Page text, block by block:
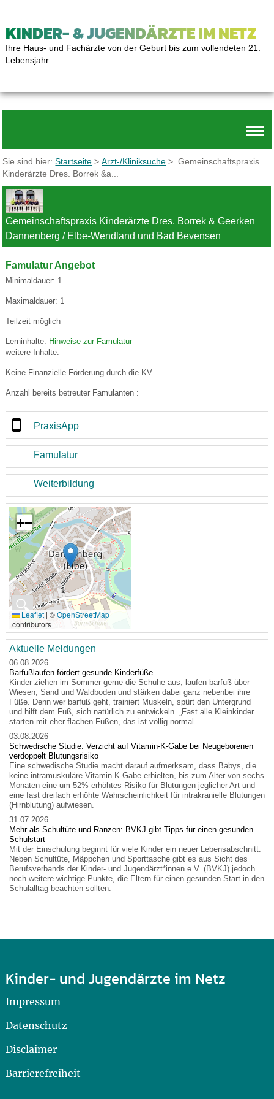
KINDER- & JUGENDÄRZTE IM NETZ
Ihre Haus- und Fachärzte von der Geburt bis zum vollendeten 21.
Lebensjahr
Sie sind hier:Startseite >Arzt-/Kliniksuche > Gemeinschaftspraxis
Kinderärzte Dres. Borrek &a...
Gemeinschaftspraxis Kinderärzte Dres. Borrek & Geerken
Dannenberg / Elbe-Wendland und Bad Bevensen
Famulatur Angebot
Minimaldauer: 1
Maximaldauer: 1
Teilzeit möglich
Lerninhalte: Hinweise zur Famulatur
weitere Inhalte:
Keine Finanzielle Förderung durch die KV
Anzahl bereits betreuter Famulanten :
PraxisApp
Famulatur
Weiterbildung
🔍
+−
Leaflet | ©OpenStreetMap
contributors
Aktuelle Meldungen
06.08.2026
Barfußlaufen fördert gesunde Kinderfüße
Kinder ziehen im Sommer gerne die Schuhe aus, laufen barfuß über
Wiesen, Sand und Waldboden und stärken dabei ganz nebenbei ihre
Füße. Denn wer barfuß geht, trainiert Muskeln, spürt den Untergrund
und hilft dem Fuß, sich natürlich zu entwickeln. „Fast alle Kleinkinder
starten mit eher flachen Füßen, das ist völlig normal.
03.08.2026
Schwedische Studie: Verzicht auf Vitamin-K-Gabe bei Neugeborenen
verdoppelt Blutungsrisiko
Eine schwedische Studie macht darauf aufmerksam, dass Babys, die
keine intramuskuläre Vitamin-K-Gabe erhielten, bis zum Alter von sechs
Monaten eine um 52% erhöhtes Risiko für Blutungen jeglicher Art und
eine fast dreifach erhöhte Wahrscheinlichkeit für intrakranielle Blutungen
(Hirnblutung) aufwiesen.
31.07.2026
Mehr als Schultüte und Ranzen: BVKJ gibt Tipps für einen gesunden
Schulstart
Mit der Einschulung beginnt für viele Kinder ein neuer Lebensabschnitt.
Neben Schultüte, Mäppchen und Sporttasche gibt es aus Sicht des
Berufsverbands der Kinder- und Jugendärzt*innen e.V. (BVKJ) jedoch
noch weitere wichtige Punkte, die Eltern für einen gesunden Start in den
Schulalltag beachten sollten.
Kinder- und Jugendärzte im Netz
Impressum
Datenschutz
Disclaimer
Barrierefreiheit